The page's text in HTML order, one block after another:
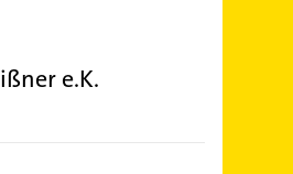
e.K.